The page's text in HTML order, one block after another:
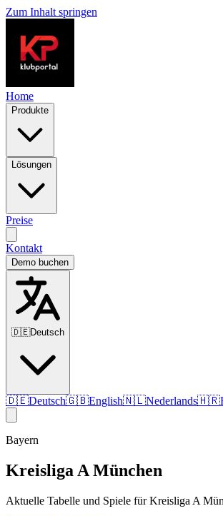
Zum Inhalt springen
Home
Produkte
Lösungen
Preise
Kontakt
Demo buchen
🇩🇪Deutsch
🇩🇪Deutsch🇬🇧English🇳🇱Nederlands🇭🇷
Bayern
Kreisliga A München
Aktuelle Tabelle und Spiele für Kreisliga A